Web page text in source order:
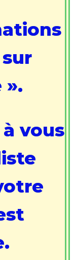
».
à vous